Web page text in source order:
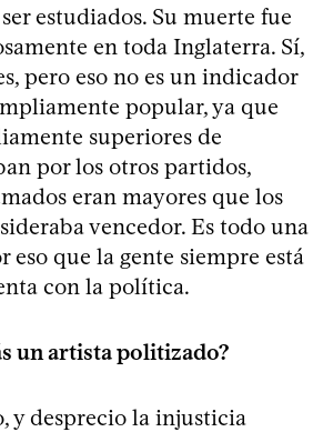
estudiados. Su muerte fue
en toda Inglaterra. Sí,
pero eso no es un indicador
popular, ya que
superiores de
por los otros partidos,
eran mayores que los
vencedor. Es todo una
eso que la gente siempre está
con la política.
un artista politizado?
y desprecio la injusticia